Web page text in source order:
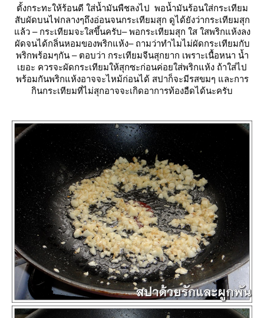
ตั้งกระทะให้ร้อนดี ใส่น้ำมันพืชลงไป พอน้ำมันร้อนใส่กระเทียม
สับผัดบนไฟกลางๆถึงอ่อนจนกระเทียมสุก ดูได้ยังว่ากระเทียมสุก
ล้ว – กระเทียมจะใสขึ้นครับ– พอกระเทียมสุก ใส ใสพริกแห้งลง
ผัดจนได้กลิ่นหอมของพริกแห้ง– ถามว่าทำไมไม่ผัดกระเทียมกับ
พริกพร้อมๆกัน – ตอบว่า กระเทียมจีนสุกยาก เพราะเนื้อหนา น้ำ
เยอะ ควรจะผัดกระเทียมให้สุกซะก่อนค่อยใส่พริกแห้ง ถ้าใส่ไป
พร้อมกันพริกแห้งอาจจะไหม้ก่อนได้ สปาก็จะมีรสขมๆ และการ
กินกระเทียมที่ไม่สุกอาจจะเกิดอาการท้องอืดได้นะครับ